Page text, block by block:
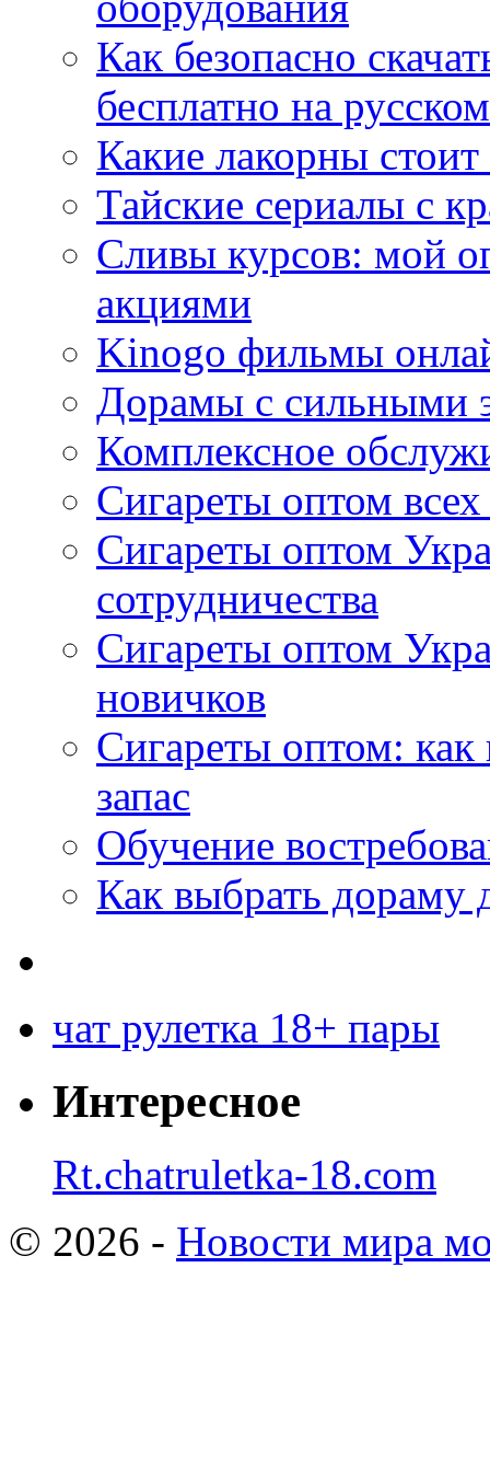
Как безопасно
бесплатно на
Какие лакорны
Тайские сериалы с
Сливы курсов: мой
акциями
Kinogo фильмы
Дорамы с сильными
Комплексное
Сигареты оптом
Сигареты оптом
сотрудничества
Сигареты оптом
новичков
Сигареты оптом:
запас
Обучение
Как выбрать дораму
чат рулетка 18+ пары
Интересное
Rt.chatruletka-18.com
© 2026 - Новости мира